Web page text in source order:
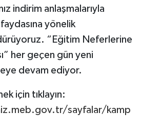
indirim anlaşmalarıyla
yönelik
“Eğitim Neferlerine
her geçen gün yeni
devam ediyor.
için tıklayın:
sayfalar/kamp